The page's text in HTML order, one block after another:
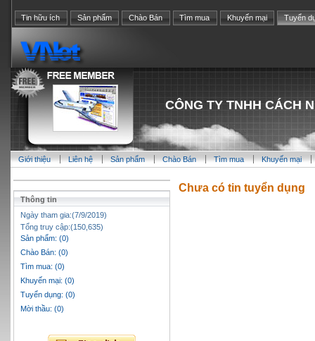
Tin hữu ích Sản phẩm Chào Bán Tìm mua Khuyến mại Tuyển
CÔNG TY TNHH CÁCH
Giới thiệu Liên hệ Sản phẩm Chào Bán Tìm mua Khuyến mại
Thông tin
Ngày tham gia:(7/9/2019)
Tổng truy cập:(150,635)
Sản phẩm: (0)
Chào Bán: (0)
Tìm mua: (0)
Khuyến mại: (0)
Tuyển dụng: (0)
Mời thầu: (0)
Chưa có tin tuyển dụng